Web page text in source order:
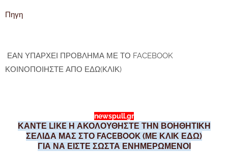
Πηγη
ΕΑΝ ΥΠΑΡΧΕΙ ΠΡΟΒΛΗΜΑ ΜΕ ΤΟ FACEBOOK
ΚΟΙΝΟΠΟΙΗΣΤΕ ΑΠΟ ΕΔΩ(ΚΛΙΚ)
newspull.gr
ΚΑΝΤΕ LIKE Η ΑΚΟΛΟΥΘΗΣΤΕ ΤΗΝ ΒΟΗΘΗΤΙΚΗ
ΣΕΛΙΔΑ ΜΑΣ ΣΤΟ FACEBOOK (ΜΕ ΚΛΙΚ ΕΔΩ)
ΓΙΑ ΝΑ ΕΙΣΤΕ ΣΩΣΤΑ ΕΝΗΜΕΡΩΜΕΝΟΙ